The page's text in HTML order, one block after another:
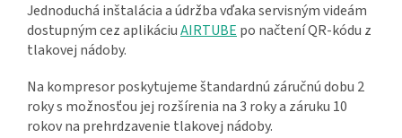
Jednoduchá inštalácia a údržba vďaka servisným videám
dostupným cez aplikáciuAIRTUBE po načtení QR-kódu z
tlakovej nádoby.
Na kompresor poskytujeme štandardnú záručnú dobu 2
roky s možnosťou jej rozšírenia na 3 roky a záruku 10
rokov na prehrdzavenie tlakovej nádoby.